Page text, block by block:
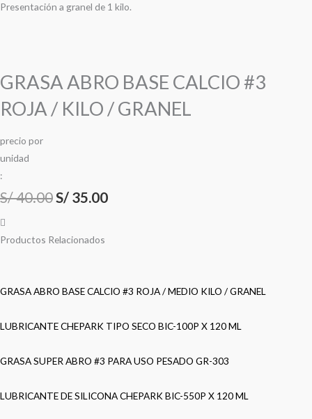
Presentación a granel de 1 kilo.
GRASA ABRO BASE CALCIO #3
ROJA / KILO / GRANEL
precio por
unidad
:
S/40.00S/ 35.00
Productos Relacionados
GRASA ABRO BASE CALCIO #3 ROJA / MEDIO KILO / GRANEL
LUBRICANTE CHEPARK TIPO SECO BIC-100P X 120 ML
GRASA SUPER ABRO #3 PARA USO PESADO GR-303
LUBRICANTE DE SILICONA CHEPARK BIC-550P X 120 ML